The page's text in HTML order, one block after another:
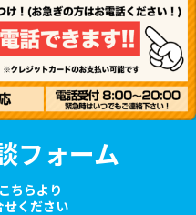
フォーム
ちらより
せください